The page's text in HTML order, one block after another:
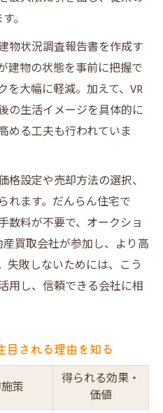
。
物状況調査報告書を作成す
建物の状態を事前に把握で
を大幅に軽減。加えて、VR
の生活イメージを具体的に
める工夫も行われていま
設定や売却方法の選択、
れます。だんらん住宅で
数料が不要で、オークショ
買取会社が参加し、より高
失敗しないためには、こう
用し、信頼できる会社に相
目される理由を知る
策
得られる効果・
価値